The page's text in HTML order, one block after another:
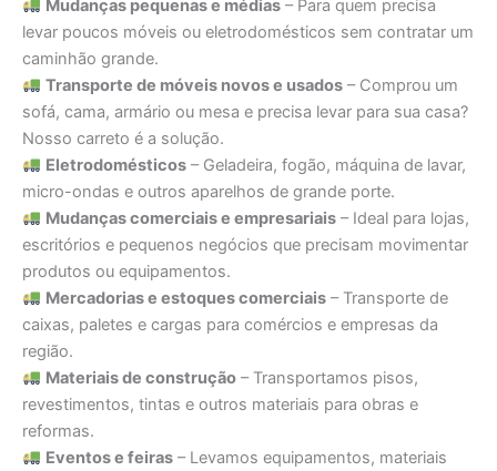
Mudanças pequenas e médias– Para quem precisa
levar poucos móveis ou eletrodomésticos sem contratar um
caminhão grande.
Transporte de móveis novos e usados– Comprou um
sofá, cama, armário ou mesa e precisa levar para sua casa?
Nosso carreto é a solução.
Eletrodomésticos– Geladeira, fogão, máquina de lavar,
micro-ondas e outros aparelhos de grande porte.
Mudanças comerciais e empresariais– Ideal para lojas,
escritórios e pequenos negócios que precisam movimentar
produtos ou equipamentos.
Mercadorias e estoques comerciais– Transporte de
caixas, paletes e cargas para comércios e empresas da
região.
Materiais de construção– Transportamos pisos,
revestimentos, tintas e outros materiais para obras e
reformas.
Eventos e feiras– Levamos equipamentos, materiais